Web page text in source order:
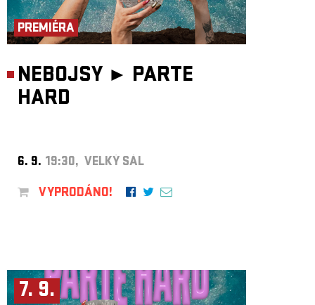
PREMIÉRA
NEBOJSY ► PARTE
HARD
6. 9. 19:30, VELKÝ SÁL
VYPRODÁNO!
7. 9.